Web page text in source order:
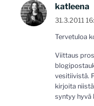
katleena
31.3.2011
Tervetuloa
Viittaus
vesitiivistä.
kirjoita
syntyy hyvä